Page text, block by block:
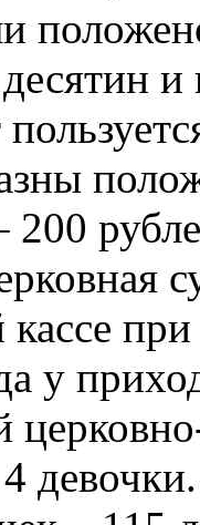
200
у